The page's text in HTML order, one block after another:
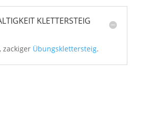
KLETTERSTEIG
zackiger Übungsklettersteig.